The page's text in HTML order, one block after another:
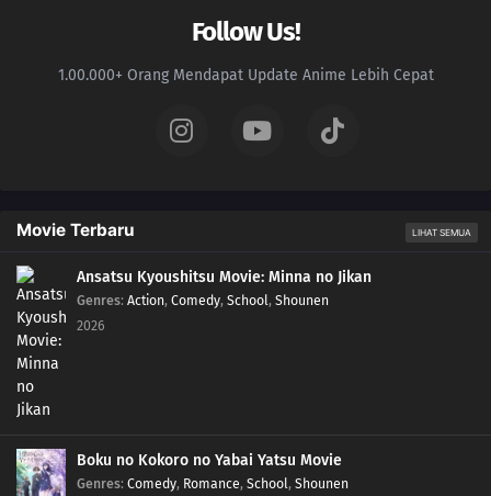
Follow Us!
1.00.000+ Orang Mendapat Update Anime Lebih Cepat
Movie Terbaru LIHAT SEMUA
Ansatsu Kyoushitsu Movie: Minna no Jikan
Genres: Action, Comedy, School, Shounen
2026
Boku no Kokoro no Yabai Yatsu Movie
Genres: Comedy, Romance, School, Shounen